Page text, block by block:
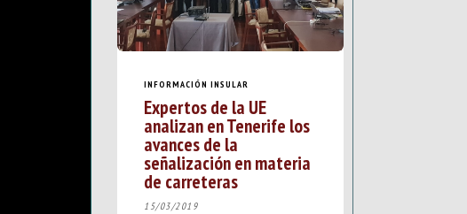
INFORMACIÓN INSULAR
Expertos de la UE
analizan en Tenerife los
avances de la
señalización en materia
de carreteras
15/03/2019